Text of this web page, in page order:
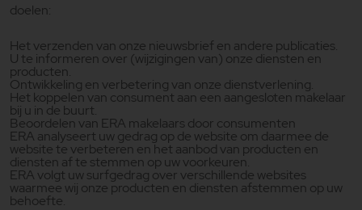
doelen:
Het verzenden van onze nieuwsbrief en andere publicaties.
U te informeren over (wijzigingen van) onze diensten en
producten.
Ontwikkeling en verbetering van onze dienstverlening.
Het koppelen van consument aan een aangesloten makelaar
bij u in de buurt.
Beoordelen van ERA makelaars door consumenten
ERA analyseert uw gedrag op de website om daarmee de
website te verbeteren en het aanbod van producten en
diensten af te stemmen op uw voorkeuren.
ERA volgt uw surfgedrag over verschillende websites
waarmee wij onze producten en diensten afstemmen op uw
behoefte.